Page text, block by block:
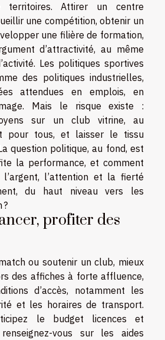
territoires. Attirer un centre
une compétition, obtenir un
une filière de formation,
d’attractivité, au même
Les politiques sportives
des politiques industrielles,
attendues en emplois, en
Mais le risque existe :
sur un club vitrine, au
pour tous, et laisser le tissu
question politique, au fond, est
la performance, et comment
l’attention et la fierté
du haut niveau vers les
?
profiter des
ou soutenir un club, mieux
des affiches à forte affluence,
d’accès, notamment les
et les horaires de transport.
le budget licences et
vous sur les aides